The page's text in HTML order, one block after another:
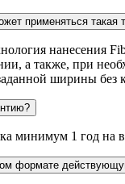
применяться такая
нанесения
а также, при
ширины без
минимум 1 год на
формате